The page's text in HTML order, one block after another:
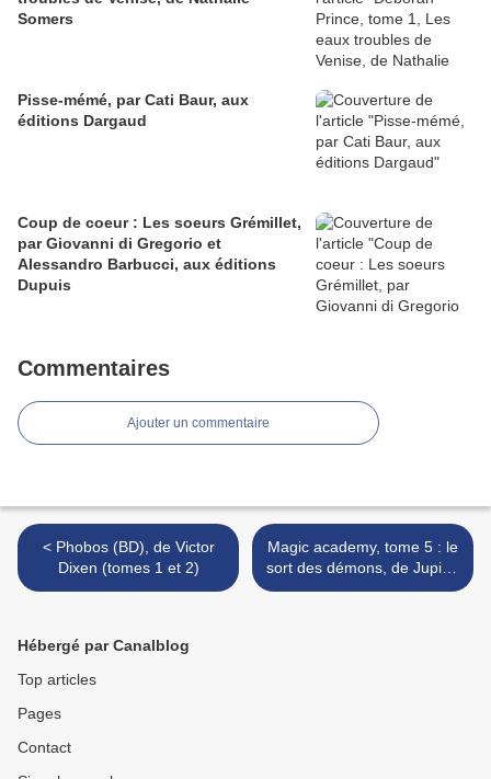
Somers
Pisse-mémé, par Cati Baur, aux
éditions Dargaud
Coup de coeur : Les soeurs Grémillet,
par Giovanni di Gregorio et
Alessandro Barbucci, aux éditions
Dupuis
Commentaires
Ajouter un commentaire
< Phobos (BD), de Victor
Dixen (tomes 1 et 2)
Magic academy, tome 5 : le
sort des démons, de Jupiter
Phaeton >
Hébergé par Canalblog
Top articles
Pages
Contact